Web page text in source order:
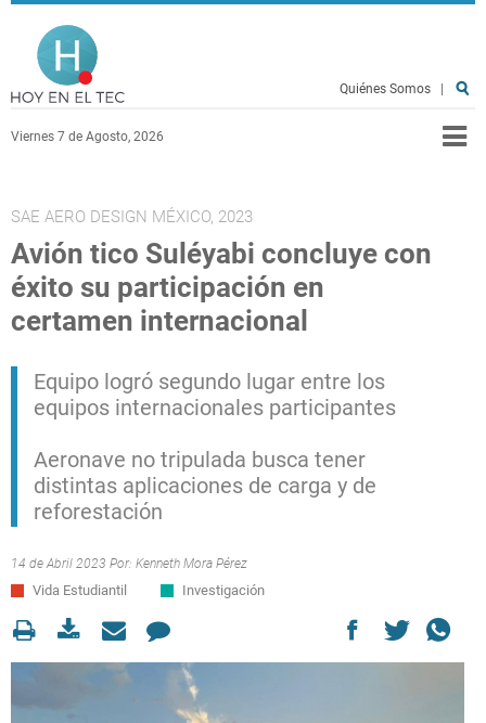
Pasar al contenido principal
Viernes 7 de Agosto, 2026
Quiénes Somos
SAE AERO DESIGN MÉXICO, 2023
Avión tico Suléyabi concluye con
éxito su participación en
certamen internacional
Equipo logró segundo lugar entre los
equipos internacionales participantes
Aeronave no tripulada busca tener
distintas aplicaciones de carga y de
reforestación
14 de Abril 2023 Por: Kenneth Mora Pérez
Vida Estudiantil Investigación